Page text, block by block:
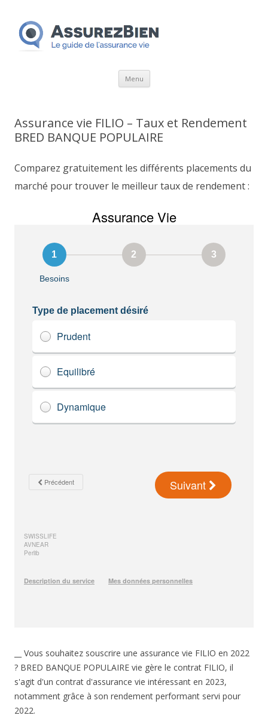
Menu Aller
Assurance vie FILIO – Taux et Rendement
BRED BANQUE POPULAIRE
Comparez gratuitement les différents placements du
marché pour trouver le meilleur taux de rendement :
__ Vous souhaitez souscrire une assurance vie FILIO en 2022
? BRED BANQUE POPULAIRE vie gère le contrat FILIO, il
s'agit d'un contrat d'assurance vie intéressant en 2023,
notamment grâce à son rendement performant servi pour
2022.